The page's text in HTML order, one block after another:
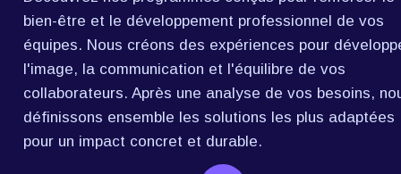
bien-être et le développement professionnel de vos
équipes. Nous créons des expériences pour
l'image, la communication et l'équilibre de vos
collaborateurs. Après une analyse de vos besoins,
définissons ensemble les solutions les plus adaptées
pour un impact concret et durable.